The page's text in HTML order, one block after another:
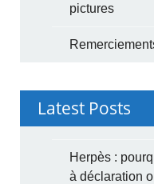
pictures
Latest Posts
Herpès :
à déclaration